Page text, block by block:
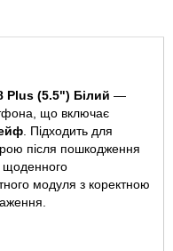
(5.5") Білий —
що включає
. Підходить для
після пошкодження
щоденного
модуля з коректною